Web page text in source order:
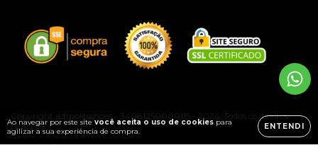
Ao navegar por este site você aceita o uso de cookies para
agilizar a sua experiência de compra.
ENTENDI
Copyright adsportsshoes - 34081250000115 - 2026. Todos os direitos
reservados.